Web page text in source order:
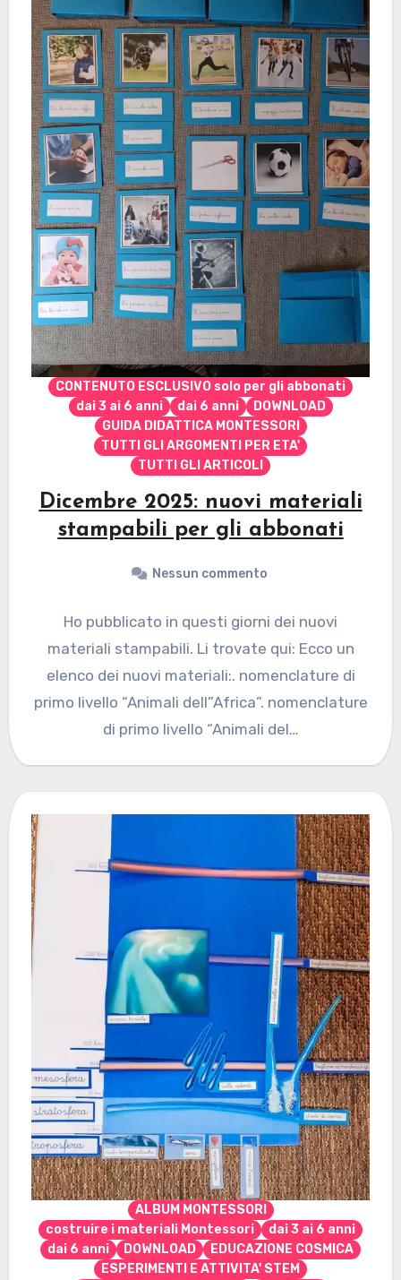
CONTENUTO ESCLUSIVO solo per gli abbonati
dai 3 ai 6 anni
dai 6 anni
DOWNLOAD
GUIDA DIDATTICA MONTESSORI
TUTTI GLI ARGOMENTI PER ETA'
TUTTI GLI ARTICOLI
Dicembre 2025: nuovi materiali
stampabili per gli abbonati
Nessun commento
Ho pubblicato in questi giorni dei nuovi
materiali stampabili. Li trovate qui: Ecco un
elenco dei nuovi materiali:. nomenclature di
primo livello “Animali dell”Africa”. nomenclature
di primo livello “Animali del…
ALBUM MONTESSORI
costruire i materiali Montessori
dai 3 ai 6 anni
dai 6 anni
DOWNLOAD
EDUCAZIONE COSMICA
ESPERIMENTI E ATTIVITA' STEM